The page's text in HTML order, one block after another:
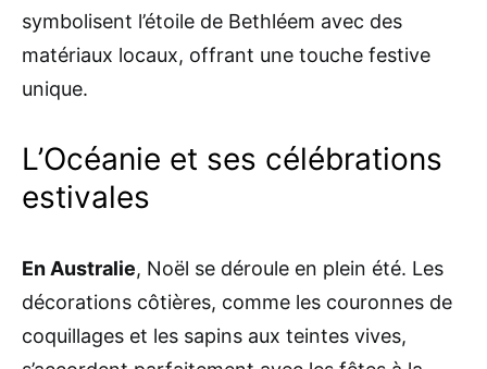
symbolisent l’étoile de Bethléem avec des
matériaux locaux, offrant une touche festive
unique.
L’Océanie et ses célébrations
estivales
En Australie, Noël se déroule en plein été. Les
décorations côtières, comme les couronnes de
coquillages et les sapins aux teintes vives,